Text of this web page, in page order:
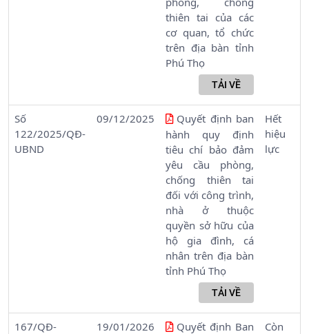
thiên tai của các
cơ quan, tổ chức
trên địa bàn tỉnh
Phú Thọ
Số
122/2025/QĐ-
UBND
09/12/2025
Quyết định ban
hành quy định
tiêu chí bảo đảm
yêu cầu phòng,
chống thiên tai
đối với công trình,
nhà ở thuộc
quyền sở hữu của
hộ gia đình, cá
nhân trên địa bàn
tỉnh Phú Thọ
Hết
hiệu
lực
167/QĐ-
19/01/2026
Quyết định Ban
Còn